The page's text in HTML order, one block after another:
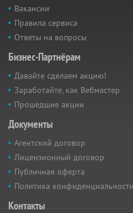
Вакансии
Правила сервиса
Ответы на вопросы
Бизнес-Партнёрам
Давайте сделаем акцию!
Заработайте, как Вебмастер
Прошедшие акции
Документы
Агентский договор
Лицензионный договор
Публичная оферта
Политика конфиденциальности
Контакты